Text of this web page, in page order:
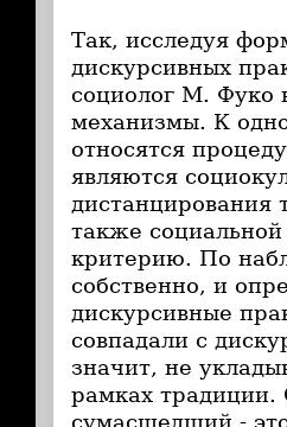
Так, исследуя
дискурсивных
социолог М. Фуко
механизмы. К
относятся
являются
дистанцирования
также
критерию. По
собственно, и
дискурсивные
совпадали с
значит, не
рамках традиции.